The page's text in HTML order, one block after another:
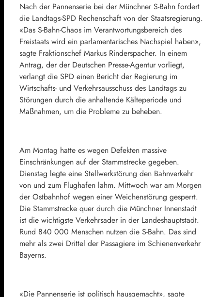
Nach der Pannenserie bei der Münchner S-Bahn fordert
die Landtags-SPD Rechenschaft von der Staatsregierung.
«Das S-Bahn-Chaos im Verantwortungsbereich des
Freistaats wird ein parlamentarisches Nachspiel haben»,
sagte Fraktionschef Markus Rinderspacher. In einem
Antrag, der der Deutschen Presse-Agentur vorliegt,
verlangt die SPD einen Bericht der Regierung im
Wirtschafts- und Verkehrsausschuss des Landtags zu
Störungen durch die anhaltende Kälteperiode und
Maßnahmen, um die Probleme zu beheben.
Am Montag hatte es wegen Defekten massive
Einschränkungen auf der Stammstrecke gegeben.
Dienstag legte eine Stellwerkstörung den Bahnverkehr
von und zum Flughafen lahm. Mittwoch war am Morgen
der Ostbahnhof wegen einer Weichenstörung gesperrt.
Die Stammstrecke quer durch die Münchner Innenstadt
ist die wichtigste Verkehrsader in der Landeshauptstadt.
Rund 840 000 Menschen nutzen die S-Bahn. Das sind
mehr als zwei Drittel der Passagiere im Schienenverkehr
Bayerns.
«Die Pannenserie ist politisch hausgemacht», sagte